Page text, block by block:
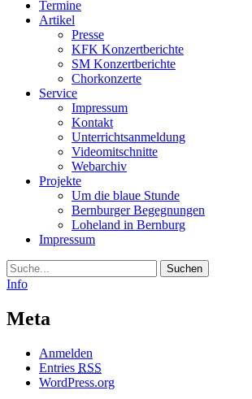
Termine
Artikel
Presse
KFK Konzertberichte
SM Konzertberichte
Chorkonzerte
Service
Impressum
Kontakt
Unterrichtsanmeldung
Videomitschnitte
Webarchiv
Projekte
Um die blaue Stunde
Bernburger Begegnungen
Loheland in Bernburg
Impressum
Suche
Info
Meta
Anmelden
Entries RSS
WordPress.org